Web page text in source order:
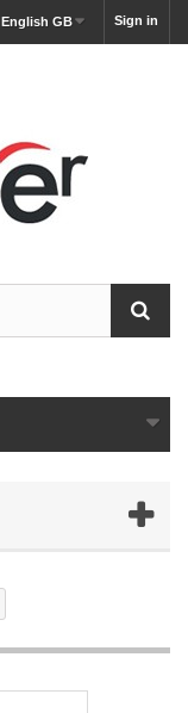
Sign in
English GB